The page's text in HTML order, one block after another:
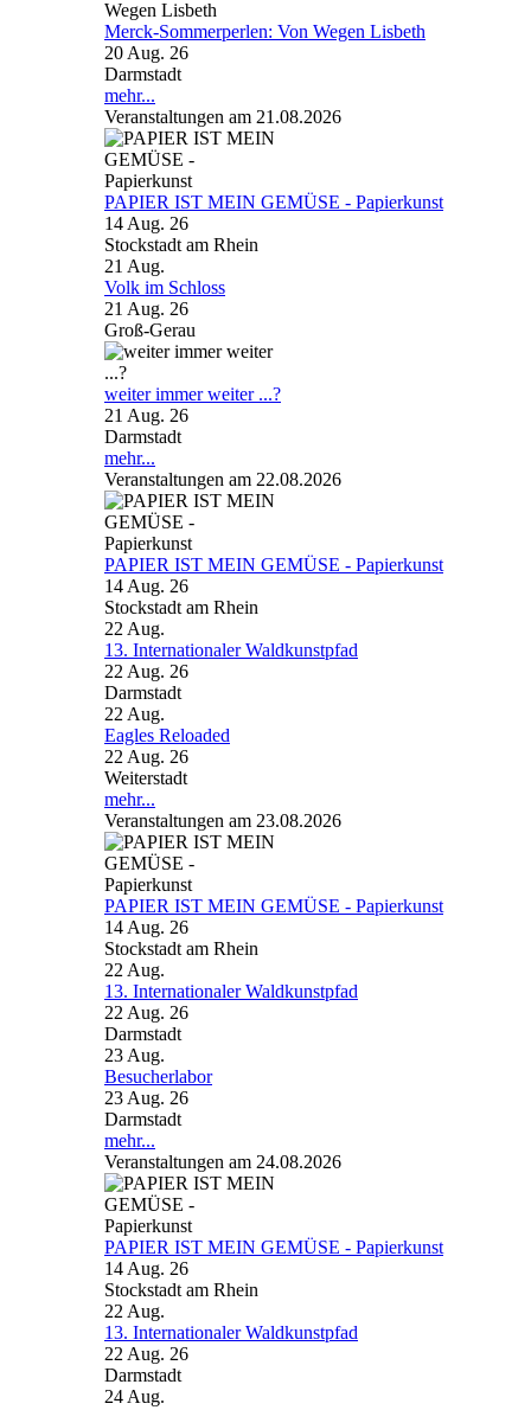
Merck-Sommerperlen: Von Wegen Lisbeth
20 Aug. 26
Darmstadt
mehr...
Veranstaltungen am 21.08.2026
PAPIER IST MEIN GEMÜSE - Papierkunst
14 Aug. 26
Stockstadt am Rhein
21 Aug.
Volk im Schloss
21 Aug. 26
Groß-Gerau
weiter immer weiter ...?
21 Aug. 26
Darmstadt
mehr...
Veranstaltungen am 22.08.2026
PAPIER IST MEIN GEMÜSE - Papierkunst
14 Aug. 26
Stockstadt am Rhein
22 Aug.
13. Internationaler Waldkunstpfad
22 Aug. 26
Darmstadt
22 Aug.
Eagles Reloaded
22 Aug. 26
Weiterstadt
mehr...
Veranstaltungen am 23.08.2026
PAPIER IST MEIN GEMÜSE - Papierkunst
14 Aug. 26
Stockstadt am Rhein
22 Aug.
13. Internationaler Waldkunstpfad
22 Aug. 26
Darmstadt
23 Aug.
Besucherlabor
23 Aug. 26
Darmstadt
mehr...
Veranstaltungen am 24.08.2026
PAPIER IST MEIN GEMÜSE - Papierkunst
14 Aug. 26
Stockstadt am Rhein
22 Aug.
13. Internationaler Waldkunstpfad
22 Aug. 26
Darmstadt
24 Aug.